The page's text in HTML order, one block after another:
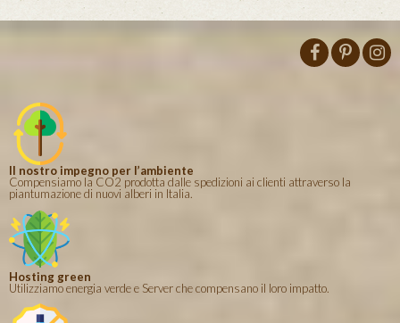
Il nostro impegno per l’ambiente
Compensiamo la CO2 prodotta dalle spedizioni ai clienti attraverso la
piantumazione di nuovi alberi in Italia.
Hosting green
Utilizziamo energia verde e Server che compensano il loro impatto.